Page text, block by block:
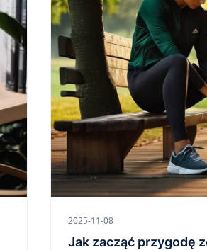
2025-11-08
Jak zacząć przygodę